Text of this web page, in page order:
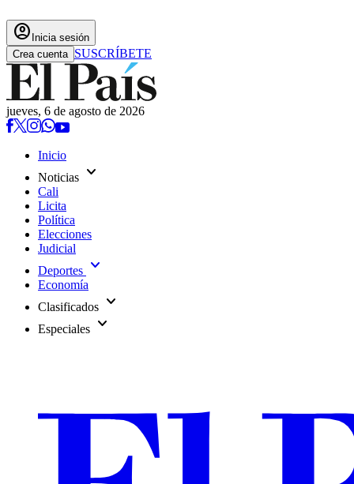
account_circle Inicia sesión
Crea cuenta SUSCRÍBETE
jueves, 6 de agosto de 2026
Inicio
Noticias expand_more
Cali
Licita
Política
Elecciones
Judicial
Deportes expand_more
Economía
Clasificados expand_more
Especiales expand_more